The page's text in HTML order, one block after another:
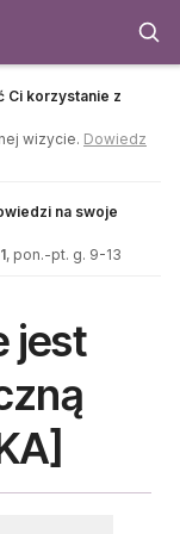
Ci korzystanie z
wizycie. Dowiedz
na swoje
, pon.-pt. g. 9-13
jest